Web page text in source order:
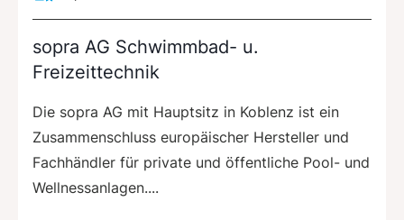
sopra AG Schwimmbad- u.
Freizeittechnik
Die sopra AG mit Hauptsitz in Koblenz ist ein
Zusammenschluss europäischer Hersteller und
Fachhändler für private und öffentliche Pool- und
Wellnessanlagen....